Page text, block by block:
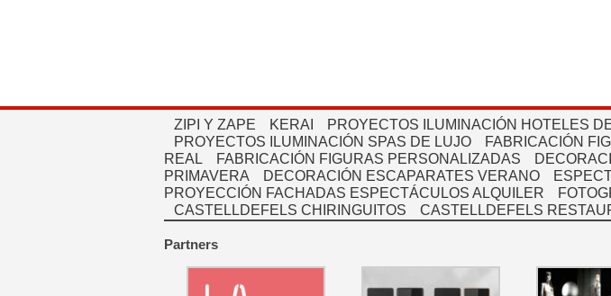
ZIPI Y ZAPE KERAI PROYECTOS ILUMINACIÓN HOTELES
PROYECTOS ILUMINACIÓN SPAS DE LUJO
FABRICACIÓN
REAL
FABRICACIÓN FIGURAS PERSONALIZADAS
PRIMAVERA
DECORACIÓN ESCAPARATES VERANO
PROYECCIÓN FACHADAS ESPECTÁCULOS ALQUILER
CASTELLDEFELS CHIRINGUITOS
CASTELLDEFELS
Partners